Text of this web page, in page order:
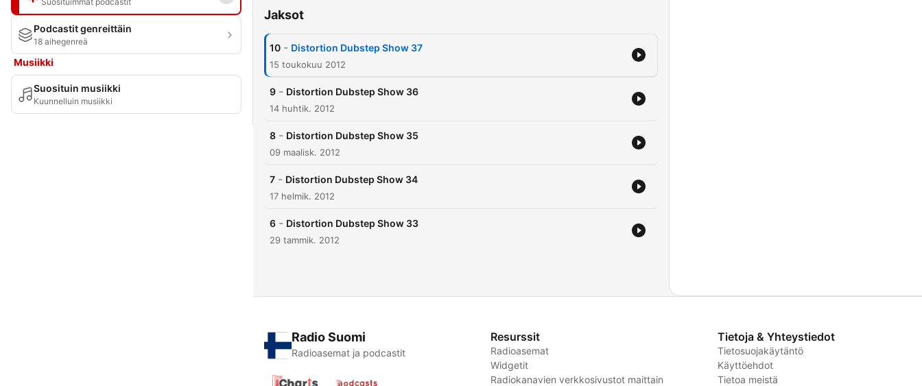
Podcastit genreittäin
18 aihegenreä
Musiikki
Suosituin musiikki
Kuunnelluin musiikki
Jaksot
10 - Distortion Dubstep Show 37
15 toukokuu 2012
9 - Distortion Dubstep Show 36
14 huhtik. 2012
8 - Distortion Dubstep Show 35
09 maalisk. 2012
7 - Distortion Dubstep Show 34
17 helmik. 2012
6 - Distortion Dubstep Show 33
29 tammik. 2012
Radio Suomi
Radioasemat ja podcastit
Resurssit
Radioasemat
Widgetit
Radiokanavien verkkosivustot maittain
Tietoja & Yhteystiedot
Tietosuojakäytäntö
Käyttöehdot
Tietoa meistä